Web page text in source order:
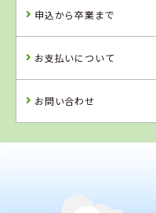
詳 細
ングスクール
詳 細
4位
申込から卒業まで
お支払いについて
お問い合わせ